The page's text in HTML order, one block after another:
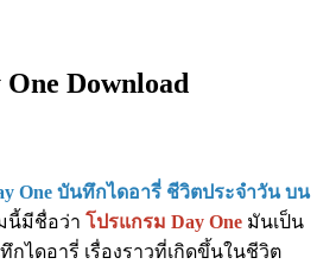
One Download
One บันทึกไดอารี่ ชีวิตประจำวัน บน
นี้มีชื่อว่า โปรแกรม Day One มันเป็น
ไดอารี่ เรื่องราวที่เกิดขึ้นในชีวิต